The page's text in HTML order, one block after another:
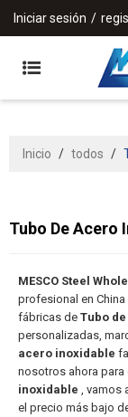
Iniciar sesión /
Inicio / todos /
Tubo De Acero
MESCO Steel
profesional en China
fábricas de Tubo
personalizadas,
acero inoxidable
nosotros ahora
inoxidable , vamos
el precio más bajo